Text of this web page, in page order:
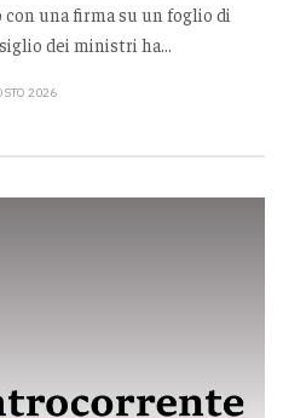
una firma su un foglio di
dei ministri ha...
2026